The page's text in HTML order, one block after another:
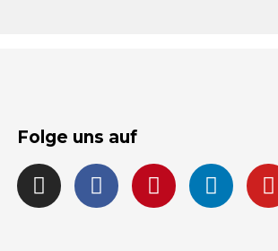
Folge uns auf